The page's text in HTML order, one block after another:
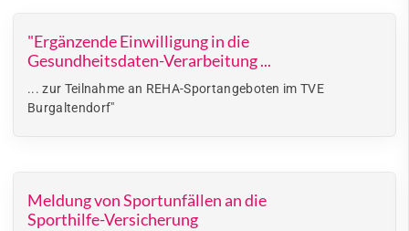
"Ergänzende Einwilligung in die
Gesundheitsdaten-Verarbeitung ...
... zur Teilnahme an REHA-Sportangeboten im TVE
Burgaltendorf"
Meldung von Sportunfällen an die
Sporthilfe-Versicherung